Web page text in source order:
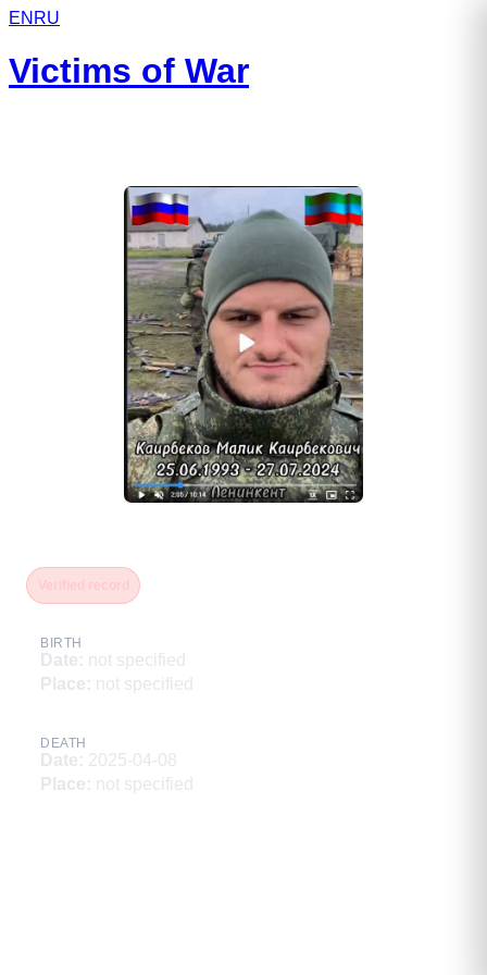
EN RU
Victims of War
BIRTH
Date: not specified
Place: not specified
DEATH
Date: 2025-04-08
Place: not specified